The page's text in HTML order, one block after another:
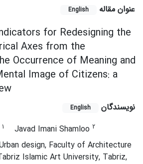
عنوان مقاله English
for Redesigning the
Axes from the
Occurrence of Meaning and
Image of Citizens: a
نویسندگان English
1 Javad Imani Shamloo 2
design, Faculty of Architecture
Islamic Art University, Tabriz,